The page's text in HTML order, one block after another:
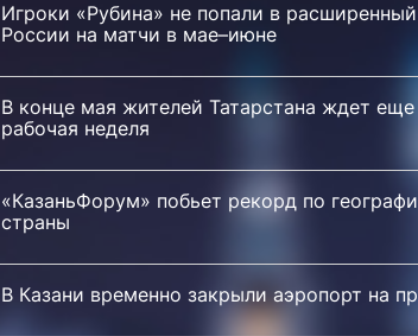
Игроки «Рубина» не попали в
России на матчи в мае–июне
В конце мая жителей Татарстана ждет
рабочая неделя
«КазаньФорум» побьет рекорд по
страны
В Казани временно закрыли аэропорт на